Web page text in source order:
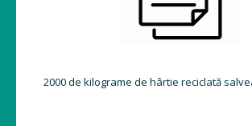
2000 de kilograme de hârtie reciclată